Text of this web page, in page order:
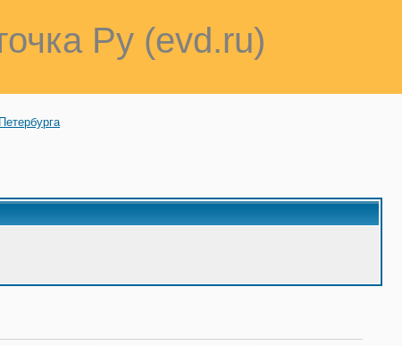
Ру (evd.ru)